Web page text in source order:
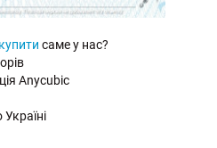
саме у нас?
Anycubic